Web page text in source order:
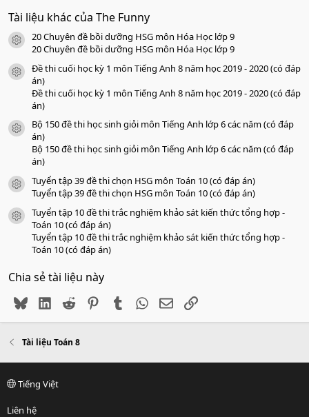
0
0
s
a
o
Tài liệu khác của The Funny
icon tài liệu
20 Chuyên đề bồi dưỡng HSG môn Hóa Học lớp 9
20 Chuyên đề bồi dưỡng HSG môn Hóa Học lớp 9
icon tài liệu
Đề thi cuối học kỳ 1 môn Tiếng Anh 8 năm học 2019 - 2020 (có đáp
án)
Đề thi cuối học kỳ 1 môn Tiếng Anh 8 năm học 2019 - 2020 (có đáp
án)
icon tài liệu
Bộ 150 đề thi học sinh giỏi môn Tiếng Anh lớp 6 các năm (có đáp
án)
Bộ 150 đề thi học sinh giỏi môn Tiếng Anh lớp 6 các năm (có đáp
án)
icon tài liệu
Tuyển tập 39 đề thi chọn HSG môn Toán 10 (có đáp án)
Tuyển tập 39 đề thi chọn HSG môn Toán 10 (có đáp án)
icon tài liệu
Tuyển tập 10 đề thi trắc nghiệm khảo sát kiến thức tổng hợp -
Toán 10 (có đáp án)
Tuyển tập 10 đề thi trắc nghiệm khảo sát kiến thức tổng hợp -
Toán 10 (có đáp án)
Chia sẻ tài liệu này
BlueskyLinkedIn
Reddit PinterestTumblr WhatsApp
EmailLink
Tài liệu Toán 8
Tiếng Việt
Liên hệ